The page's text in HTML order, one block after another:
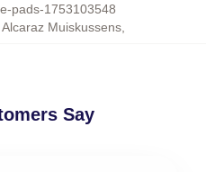
pads-1753103548
Muiskussens,
Say